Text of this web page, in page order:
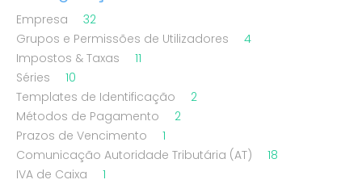
Empresa
32
Grupos e Permissões de Utilizadores
4
Impostos & Taxas
11
Séries
10
Templates de Identificação
2
Métodos de Pagamento
2
Prazos de Vencimento
1
Comunicação Autoridade Tributária (AT)
18
IVA de Caixa
1